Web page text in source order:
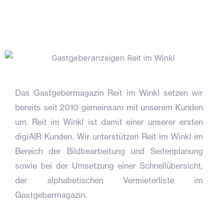
Das Gastgebermagazin Reit im Winkl setzen wir
bereits seit 2010 gemeinsam mit unserem Kunden
um. Reit im Winkl ist damit einer unserer ersten
digiAIR Kunden. Wir unterstützen Reit im Winkl im
Bereich der Bildbearbeitung und Seitenplanung
sowie bei der Umsetzung einer Schnellübersicht,
der alphabetischen Vermieterliste im
Gastgebermagazin.